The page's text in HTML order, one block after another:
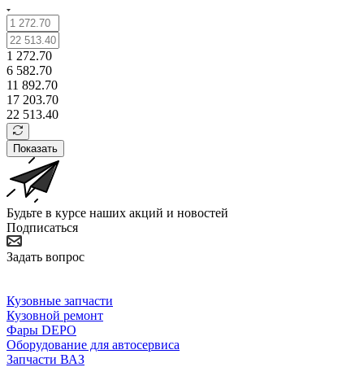
1 272.70
6 582.70
11 892.70
17 203.70
22 513.40
Показать
Будьте в курсе наших акций и новостей
Подписаться
Задать вопрос
Кузовные запчасти
Кузовной ремонт
Фары DEPO
Оборудование для автосервиса
Запчасти ВАЗ